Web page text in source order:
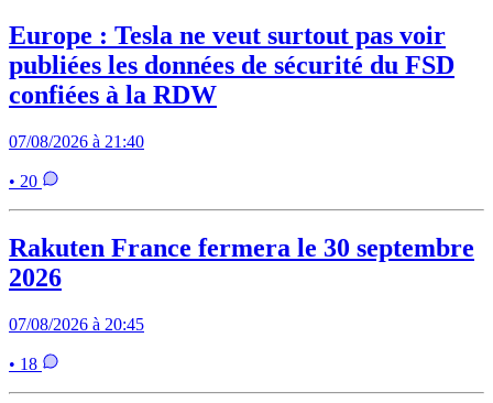
Europe : Tesla ne veut surtout pas voir
publiées les données de sécurité du FSD
confiées à la RDW
07/08/2026 à 21:40
• 20
Rakuten France fermera le 30 septembre
2026
07/08/2026 à 20:45
• 18